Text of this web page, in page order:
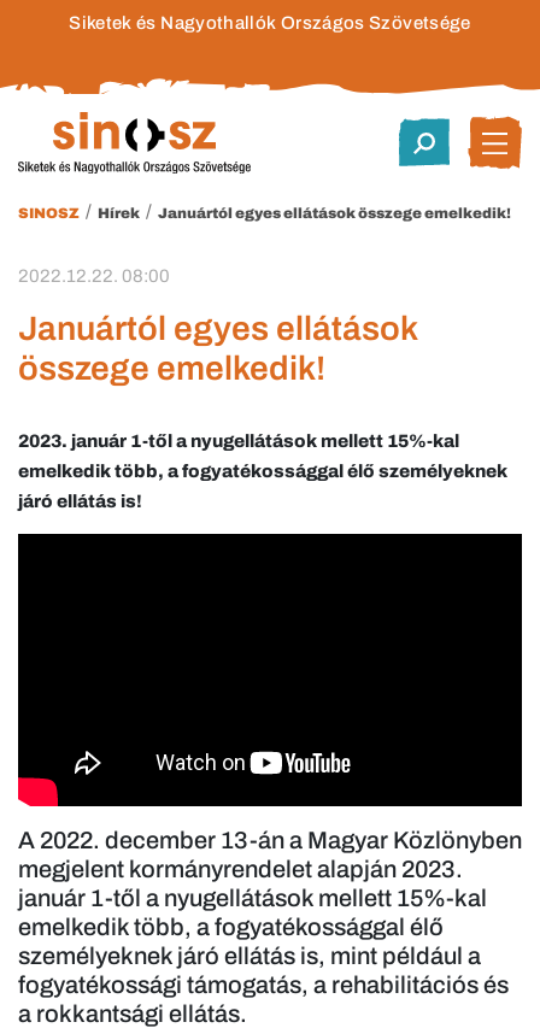
Siketek és Nagyothallók Országos Szövetsége
SINOSZ / Hírek / Januártól egyes ellátások összege emelkedik!
2022.12.22. 08:00
Januártól egyes ellátások
összege emelkedik!
2023. január 1-től a nyugellátások mellett 15%-kal
emelkedik több, a fogyatékossággal élő személyeknek
járó ellátás is!
A 2022. december 13-án a Magyar Közlönyben
megjelent kormányrendelet alapján 2023.
január 1-től a nyugellátások mellett 15%-kal
emelkedik több, a fogyatékossággal élő
személyeknek járó ellátás is, mint például a
fogyatékossági támogatás, a rehabilitációs és
a rokkantsági ellátás.